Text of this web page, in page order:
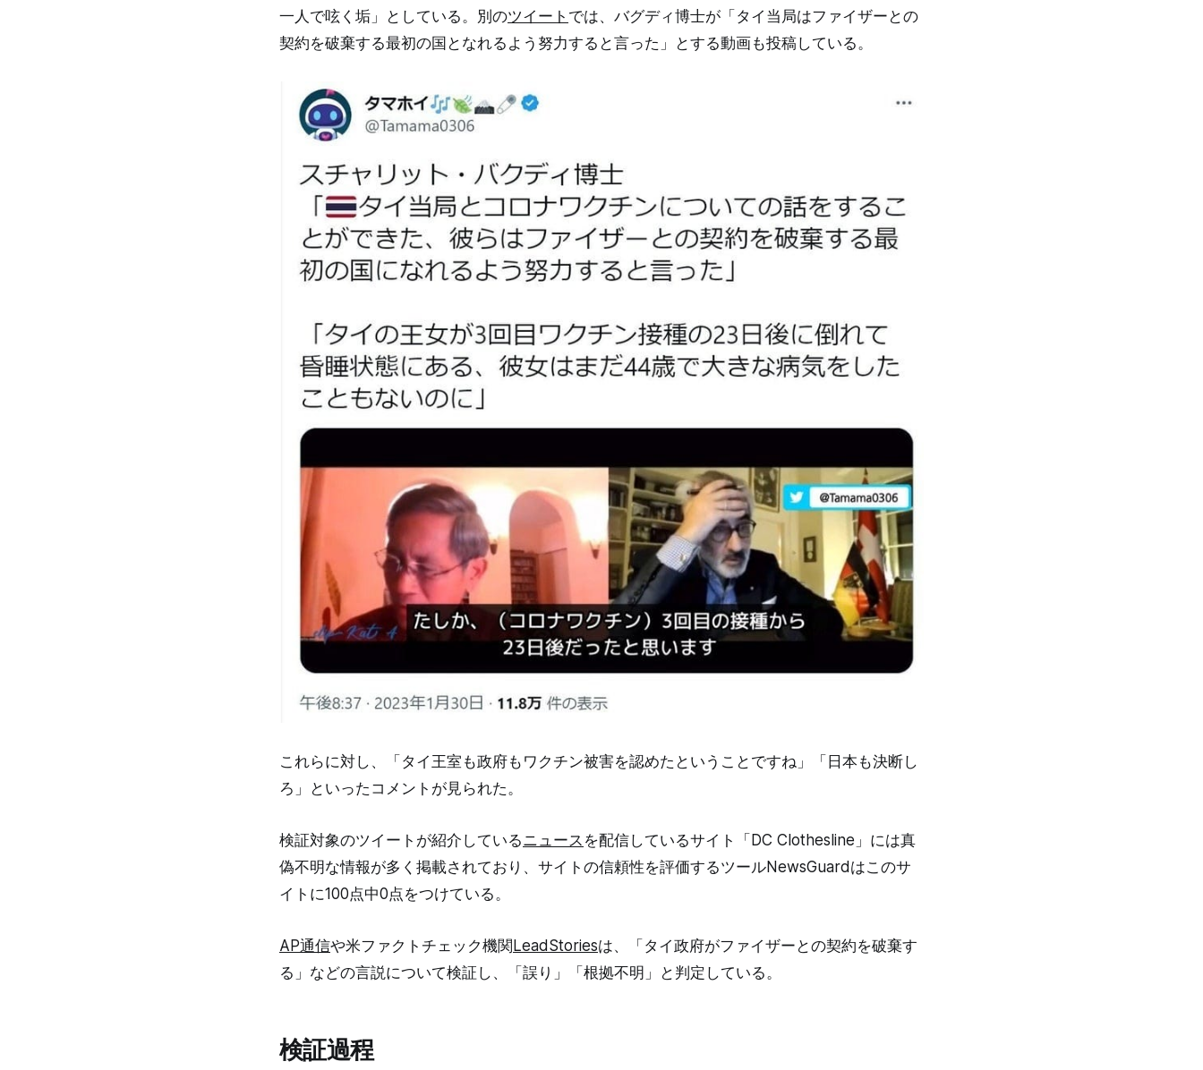
一人で呟く垢」としている。別のツイート では、バグディ博士が「タイ当局はファイザーとの
契約を破棄する最初の国となれるよう努力すると言った」とする動画も投稿している。
これらに対し、「タイ王室も政府もワクチン被害を認めたということですね」「日本も決断し
ろ」といったコメントが見られた。
検証対象のツイートが紹介しているニュース を配信しているサイト「DC Clothesline」には真
偽不明な情報が多く掲載されており、サイトの信頼性を評価するツールNewsGuardはこのサ
イトに100点中0点をつけている。
AP通信や米ファクトチェック機関 LeadStoriesは、「タイ政府がファイザーとの契約を破棄す
る」などの言説について検証し、「誤り」「根拠不明」と判定している。
検証過程